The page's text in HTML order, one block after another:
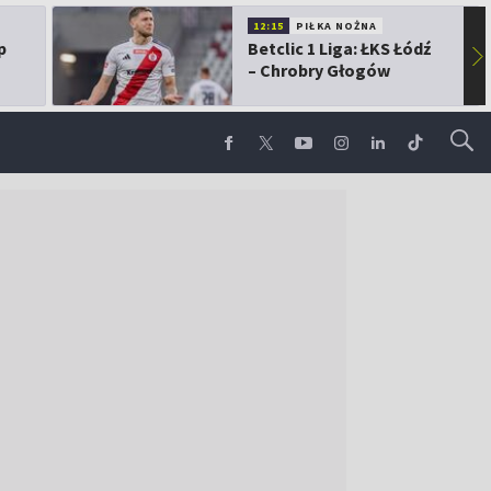
12:15 PIŁKA NOŻNA
Betclic 1 Liga: ŁKS Łódź
– Chrobry Głogów
▶